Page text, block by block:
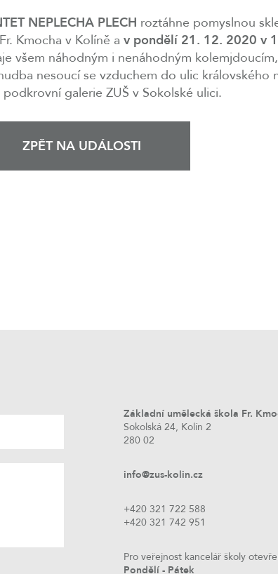
NEPLECHA PLECH roztáhne pomyslnou
Kmocha v Kolíně a v pondělí 21. 12. 2020 v
všem náhodným i nenáhodným
nesoucí se vzduchem do ulic královského
podkrovní galerie ZUŠ v Sokolské ulici.
ZPĚT NA UDÁLOSTI
Základní umělecká škola Fr.
Sokolská 24, Kolín 2
280 02
info@zus-kolin.cz
+420 321 722 588
+420 321 742 951
Pro veřejnost kancelář školy
Pondělí - Pátek